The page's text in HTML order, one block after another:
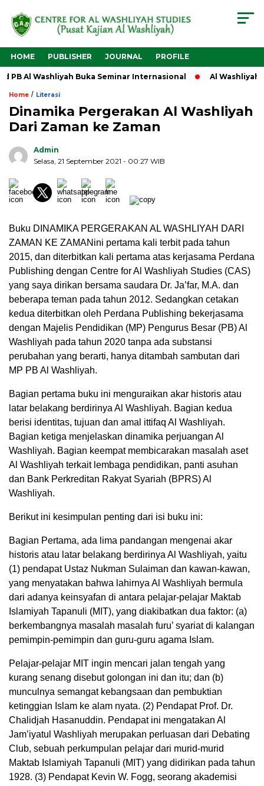
HOME PUBLISHER JOURNAL PROFILE
Al Washliyah Buka Seminar Internasional Al Washliyah
Home / Literasi
Dinamika Pergerakan Al Washliyah
Dari Zaman ke Zaman
Admin
Selasa, 21 September 2021 - 00:27 WIB
Buku DINAMIKA PERGERAKAN AL WASHLIYAH DARI
ZAMAN KE ZAMANini pertama kali terbit pada tahun
2015, dan diterbitkan kali pertama atas kerjasama Perdana
Publishing dengan Centre for Al Washliyah Studies (CAS)
yang saya dirikan bersama saudara Dr. Ja’far, M.A. dan
beberapa teman pada tahun 2012. Sedangkan cetakan
kedua diterbitkan oleh Perdana Publishing bekerjasama
dengan Majelis Pendidikan (MP) Pengurus Besar (PB) Al
Washliyah pada tahun 2020 tanpa ada substansi
perubahan yang berarti, hanya ditambah sambutan dari
MP PB Al Washliyah.
Bagian pertama buku ini menguraikan akar historis atau
latar belakang berdirinya Al Washliyah. Bagian kedua
berisi identitas, tujuan dan amal ittifaq Al Washliyah.
Bagian ketiga menjelaskan dinamika perjuangan Al
Washliyah. Bagian keempat membicarakan masalah aset
Al Washliyah terkait lembaga pendidikan, panti asuhan
dan Bank Perkreditan Rakyat Syariah (BPRS) Al
Washliyah.
Berikut ini kesimpulan penting dari isi buku ini:
Bagian Pertama, ada lima pandangan mengenai akar
historis atau latar belakang berdirinya Al Washliyah, yaitu
(1) pendapat Ustaz Nukman Sulaiman dan kawan-kawan,
yang menyatakan bahwa lahirnya Al Washliyah bermula
dari adanya keinsyafan di antara pelajar-pelajar Maktab
Islamiyah Tapanuli (MIT), yang diakibatkan dua faktor: (a)
berkembangnya masalah masalah furu’ syariat di kalangan
pemimpin-pemimpin dan guru-guru agama Islam.
Pelajar-pelajar MIT ingin mencari jalan tengah yang
kurang senang disebut golongan ini dan itu; dan (b)
munculnya semangat kebangsaan dan pembuktian
ketinggian Islam ke alam nyata. (2) Pendapat Prof. Dr.
Chalidjah Hasanuddin. Pendapat ini mengatakan Al
Jam’iyatul Washliyah merupakan perluasan dari Debating
Club, sebuah perkumpulan pelajar dari murid-murid
Maktab Islamiyah Tapanuli (MIT) yang didirikan pada tahun
1928. (3) Pendapat Kevin W. Fogg, seorang akademisi